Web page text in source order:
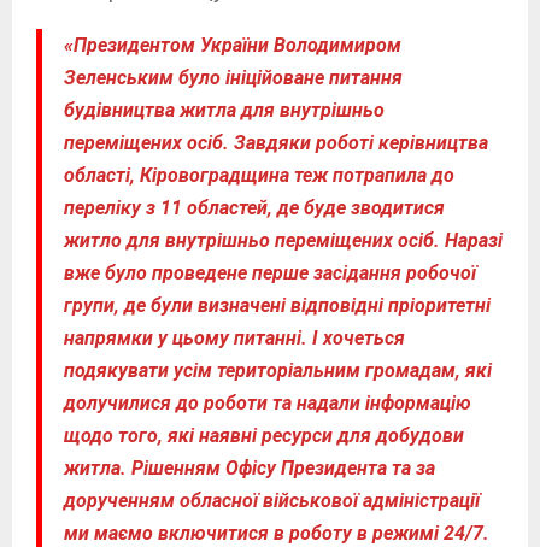
«Президентом України Володимиром
Зеленським було ініційоване питання
будівництва житла для внутрішньо
переміщених осіб. Завдяки роботі керівництва
області, Кіровоградщина теж потрапила до
переліку з 11 областей, де буде зводитися
житло для внутрішньо переміщених осіб. Наразі
вже було проведене перше засідання робочої
групи, де були визначені відповідні пріоритетні
напрямки у цьому питанні. І хочеться
подякувати усім територіальним громадам, які
долучилися до роботи та надали інформацію
щодо того, які наявні ресурси для добудови
житла. Рішенням Офісу Президента та за
дорученням обласної військової адміністрації
ми маємо включитися в роботу в режимі 24/7.